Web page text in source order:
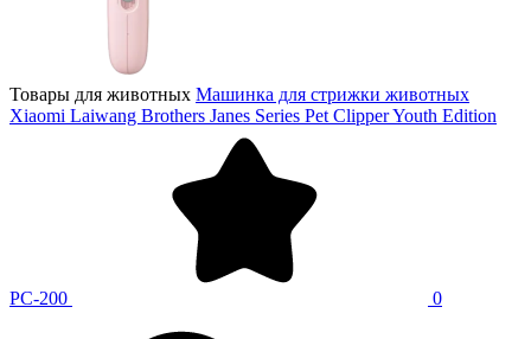
Товары для животных Машинка для стрижки животных
Xiaomi Laiwang Brothers Janes Series Pet Clipper Youth Edition
PC-200 0